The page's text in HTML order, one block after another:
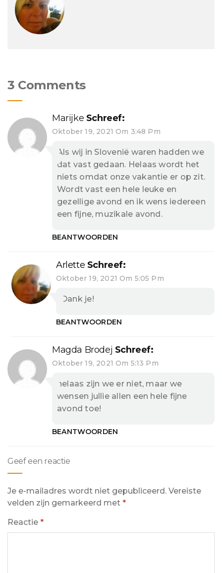
3 Comments
Marijke Schreef:
Oktober 19, 2021 Om 3:48 Pm
Als wij in Slovenië waren hadden we
dat vast gedaan. Helaas wordt het
niets omdat onze vakantie er op zit.
Wordt vast een hele leuke en
gezellige avond en ik wens iedereen
een fijne, muzikale avond.
BEANTWOORDEN
Arlette Schreef:
Oktober 19, 2021 Om 5:05 Pm
Dank je!
BEANTWOORDEN
Magda Brodej Schreef:
Oktober 19, 2021 Om 5:13 Pm
helaas zijn we er niet, maar we
wensen jullie allen een hele fijne
avond toe!
BEANTWOORDEN
Geef een reactie
Je e-mailadres wordt niet gepubliceerd. Vereiste
velden zijn gemarkeerd met *
Reactie *